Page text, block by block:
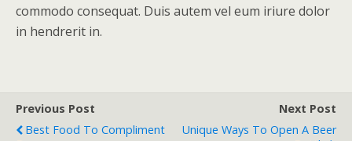
commodo consequat. Duis autem vel eum iriure dolor
in hendrerit in.
Previous Post
Best Food To Compliment
Next Post
Unique Ways To Open A Beer